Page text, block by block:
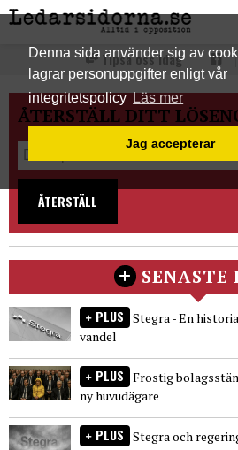
Denna sida använder sig av
lagrar personuppgifter enligt vår
integritetspolicyLäs mer
Jag accepterar
Tipsa oss idag
ÅTERSTÄLL DITT
ÅTERSTÄLL
SENASTE
PLUS Stegra - En
vandel
PLUS Frostig
ny huvudägare
PLUS Stegra och